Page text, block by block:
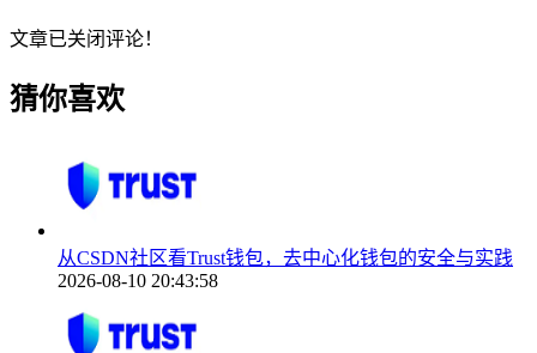
文章已关闭评论！
猜你喜欢
从CSDN社区看Trust钱包，去中心化钱包的安全与实践
2026-08-10 20:43:58